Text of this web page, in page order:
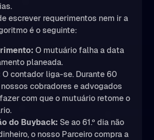
escrever requerimentos nem ir a
é o seguinte:
O mutuário falha a data
planeada.
O contador liga-se. Durante 60
cobradores e advogados
com que o mutuário retome o
do Buyback: Se ao 61.º dia não
o nosso Parceiro compra a